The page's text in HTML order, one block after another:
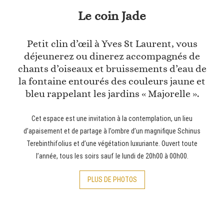
Le coin Jade
Petit clin d’œil à Yves St Laurent, vous
déjeunerez ou dinerez accompagnés de
chants d’oiseaux et bruissements d’eau de
la fontaine entourés des couleurs jaune et
bleu rappelant les jardins « Majorelle ».
Cet espace est une invitation à la contemplation, un lieu
d’apaisement et de partage à l’ombre d’un magnifique Schinus
Terebinthifolius et d’une végétation luxuriante. Ouvert toute
l’année, tous les soirs sauf le lundi de 20h00 à 00h00.
PLUS DE PHOTOS